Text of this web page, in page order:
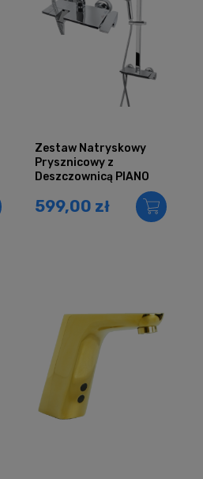
Zestaw Natryskowy
Prysznicowy z
Deszczownicą PIANO
599,00 zł